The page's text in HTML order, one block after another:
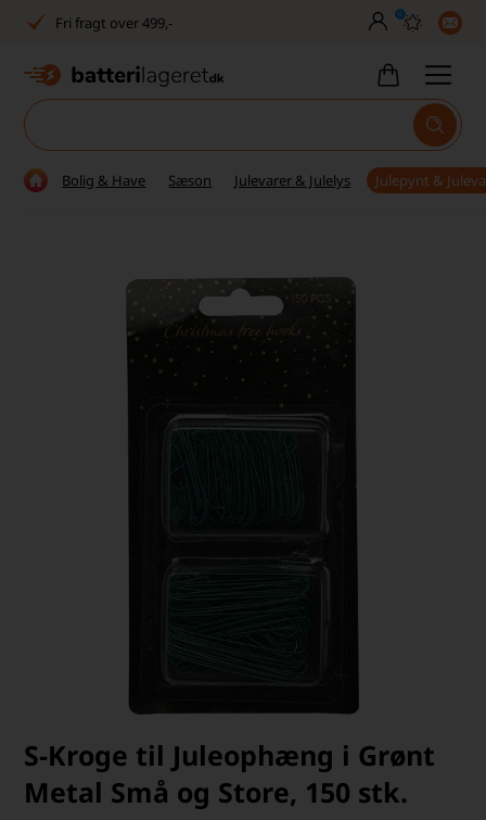
Fri fragt over 499,-
Dansk lager
Fri fragt over 499,-
Dansk lager
Tlf. er lukket uge 27-32
0
Bolig & Have Sæson Julevarer & Julelys Julepynt &
S-Kroge til Juleophæng i Grønt
Metal Små og Store, 150 stk.